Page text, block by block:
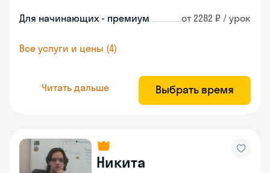
Для начинающих - премиум от 2282 ₽ / урок
Все услуги и цены (4)
Читать дальше Выбрать время
Никита